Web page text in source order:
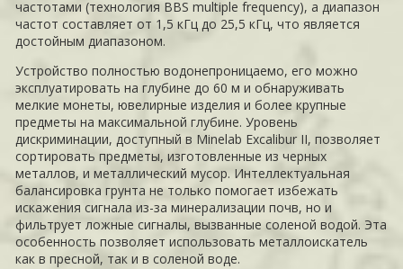
частотами (технология BBS multiple frequency), а диапазон
частот составляет от 1,5 кГц до 25,5 кГц, что является
достойным диапазоном.
Устройство полностью водонепроницаемо, его можно
эксплуатировать на глубине до 60 м и обнаруживать
мелкие монеты, ювелирные изделия и более крупные
предметы на максимальной глубине. Уровень
дискриминации, доступный в Minelab Excalibur II, позволяет
сортировать предметы, изготовленные из черных
металлов, и металлический мусор. Интеллектуальная
балансировка грунта не только помогает избежать
искажения сигнала из-за минерализации почв, но и
фильтрует ложные сигналы, вызванные соленой водой. Эта
особенность позволяет использовать металлоискатель
как в пресной, так и в соленой воде.